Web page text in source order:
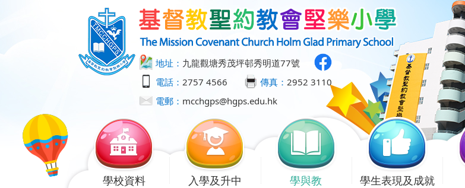
地址： 九龍觀塘秀茂坪邨秀明道77號
電話： 2757 4566 傳真： 2952 3110
電郵： mcchgps@hgps.edu.hk
學校資料 入學及升中 學與教 學生表現及成就